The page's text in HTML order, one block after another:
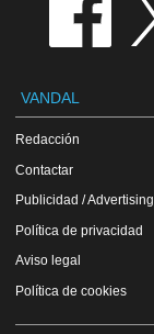
VANDAL
Redacción
Contactar
Publicidad / Advertising
Política de privacidad
Aviso legal
Política de cookies